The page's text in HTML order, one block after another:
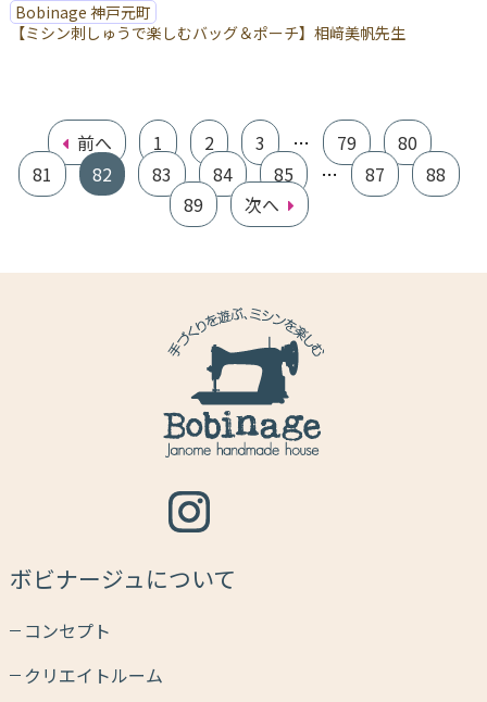
Bobinage 神戸元町
【ミシン刺しゅうで楽しむバッグ＆ポーチ】相﨑美帆先生
前へ 1 2 3 … 79
80
81
82 83 84 85 … 87
88
89
次へ
ボビナージュについて
コンセプト
クリエイトルーム